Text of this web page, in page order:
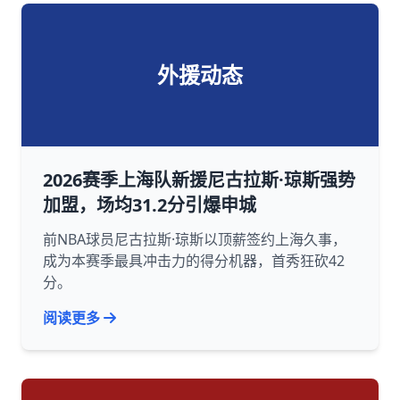
外援动态
2026赛季上海队新援尼古拉斯·琼斯强势
加盟，场均31.2分引爆申城
前NBA球员尼古拉斯·琼斯以顶薪签约上海久事，
成为本赛季最具冲击力的得分机器，首秀狂砍42
分。
阅读更多